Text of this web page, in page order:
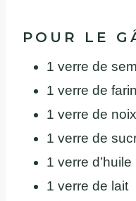
POUR LE
1 verre de
1 verre de
1 verre de
1 verre de
1 verre d’huile
1 verre de lait